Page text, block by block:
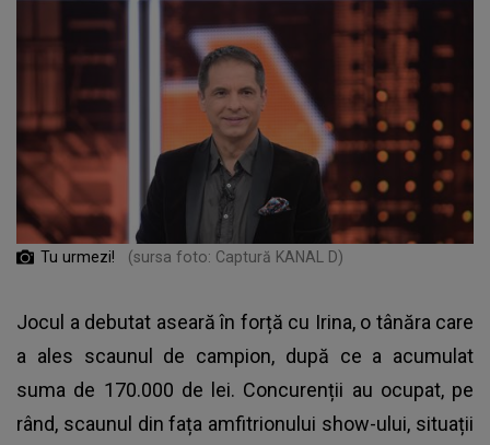
Tu urmezi! (sursa foto: Captură KANAL D)
Jocul a debutat aseară în forță cu Irina, o tânăra care
a ales scaunul de campion, după ce a acumulat
suma de 170.000 de lei. Concurenții au ocupat, pe
rând, scaunul din fața amfitrionului show-ului, situații